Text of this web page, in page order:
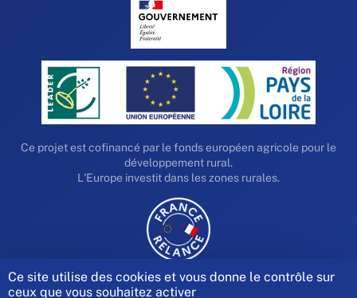
Ce projet est cofinancé par le fonds européen agricole pour le
développement rural.
L'Europe investit dans les zones rurales.
Ce site utilise des cookies et vous donne le contrôle sur
ceux que vous souhaitez activer